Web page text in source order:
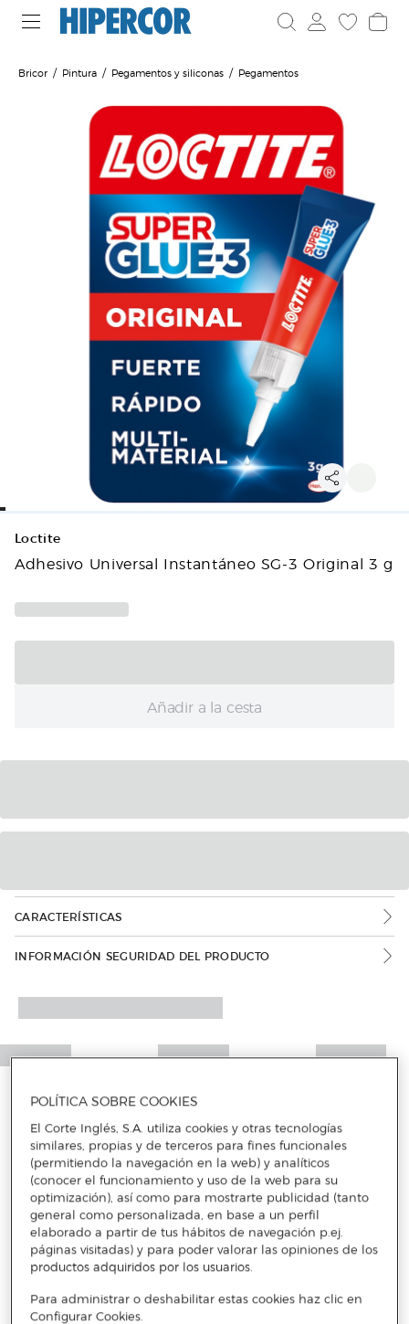
Bricor Pintura Pegamentos y siliconas Pegamentos
Loctite
Adhesivo Universal Instantáneo SG-3 Original 3 g
Añadir a la cesta
CARACTERÍSTICAS
INFORMACIÓN SEGURIDAD DEL PRODUCTO
POLÍTICA SOBRE COOKIES
El Corte Inglés, S.A. utiliza cookies y otras tecnologías
similares, propias y de terceros para fines funcionales
(permitiendo la navegación en la web) y analíticos
(conocer el funcionamiento y uso de la web para su
optimización), así como para mostrarte publicidad (tanto
general como personalizada, en base a un perfil
elaborado a partir de tus hábitos de navegación p.ej.
páginas visitadas) y para poder valorar las opiniones de los
productos adquiridos por los usuarios.
Para administrar o deshabilitar estas cookies haz clic en
Configurar Cookies.